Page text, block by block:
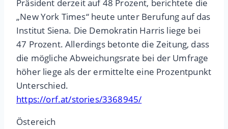
Präsident derzeit auf 48 Prozent, berichtete die
„New York Times“ heute unter Berufung auf das
Institut Siena. Die Demokratin Harris liege bei
47 Prozent. Allerdings betonte die Zeitung, dass
die mögliche Abweichungsrate bei der Umfrage
höher liege als der ermittelte eine Prozentpunkt
Unterschied.
https://orf.at/stories/3368945/
Östereich